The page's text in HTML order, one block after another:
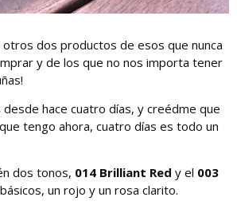
dos productos de esos que nunca
y de los que no nos importa tener
hace cuatro días, y creédme que
tengo ahora, cuatro días es todo un
dos tonos, 014 Brilliant Red y el 003
un rojo y un rosa clarito.